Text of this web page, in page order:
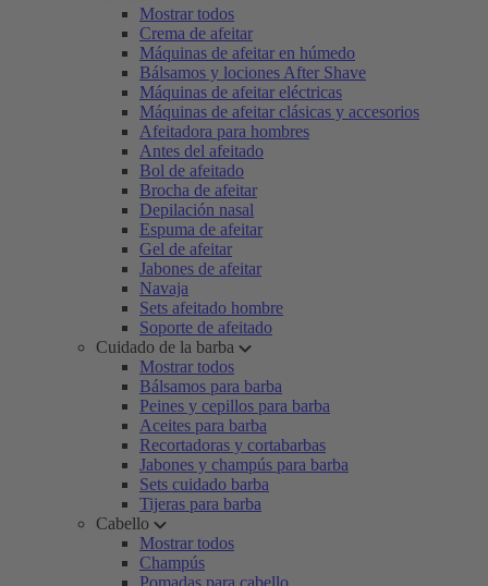
Mostrar todos
Crema de afeitar
Máquinas de afeitar en húmedo
Bálsamos y lociones After Shave
Máquinas de afeitar eléctricas
Máquinas de afeitar clásicas y accesorios
Afeitadora para hombres
Antes del afeitado
Bol de afeitado
Brocha de afeitar
Depilación nasal
Espuma de afeitar
Gel de afeitar
Jabones de afeitar
Navaja
Sets afeitado hombre
Soporte de afeitado
Cuidado de la barba
Mostrar todos
Bálsamos para barba
Peines y cepillos para barba
Aceites para barba
Recortadoras y cortabarbas
Jabones y champús para barba
Sets cuidado barba
Tijeras para barba
Cabello
Mostrar todos
Champús
Pomadas para cabello